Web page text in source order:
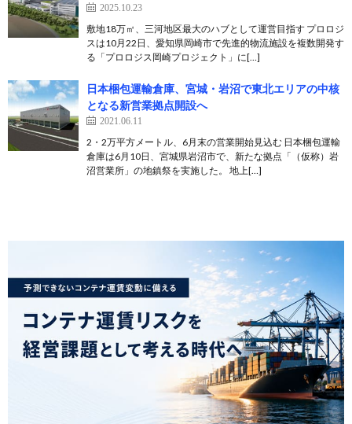
2025.10.23
敷地18万㎡、三河地区最大のハブとして運営目指す プロロジ
スは10月22日、愛知県岡崎市で先進的物流施設を複数開発す
る「プロロジス岡崎プロジェクト」に[…]
日本梱包運輸倉庫、宮城・岩沼で東北エリアの中核
となる新営業拠点開設へ
2021.06.11
2・2万平方メートル、6月末の営業開始見込む 日本梱包運輸
倉庫は6月10日、宮城県岩沼市で、新たな拠点「（仮称）岩
沼営業所」の地鎮祭を実施した。 地上[…]